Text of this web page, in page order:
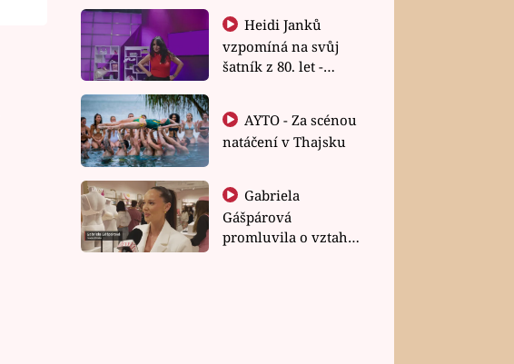
Heidi Janků
vzpomíná na svůj
šatník z 80. let -
natáčení v Thajsku
Gabriela
Gášpárová
promluvila o vztahu